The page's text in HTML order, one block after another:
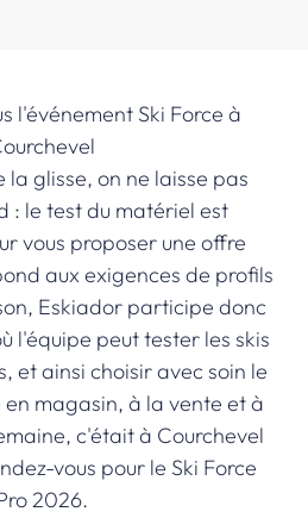
l'événement Ski Force à
la glisse, on ne laisse pas
: le test du matériel est
vous proposer une offre
aux exigences de profils
Eskiador participe donc
l'équipe peut tester les skis
et ainsi choisir avec soin le
magasin, à la vente et à
c'était à Courchevel
vous pour le Ski Force
2026.